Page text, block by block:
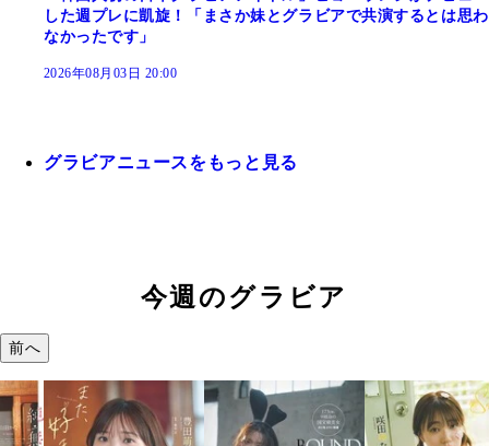
した週プレに凱旋！「まさか妹とグラビアで共演するとは思わ
なかったです」
2026年08月03日 20:00
グラビアニュースをもっと見る
今週のグラビア
前へ